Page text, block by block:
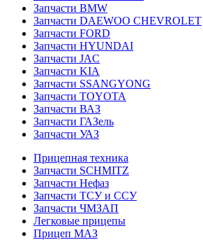
Запчасти BMW
Запчасти DAEWOO CHEVROLET
Запчасти FORD
Запчасти HYUNDAI
Запчасти JAC
Запчасти KIA
Запчасти SSANGYONG
Запчасти TOYOTA
Запчасти ВАЗ
Запчасти ГАЗель
Запчасти УАЗ
Прицепная техника
Запчасти SCHMITZ
Запчасти Нефаз
Запчасти ТСУ и ССУ
Запчасти ЧМЗАП
Легковые прицепы
Прицеп МАЗ